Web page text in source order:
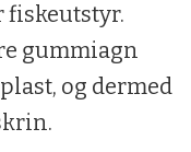
gummiagn
og dermed